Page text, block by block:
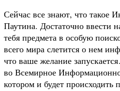
Сейчас все знают, что такое
Паутина. Достаточно ввести
тебя предмета в особую
всего мира слетится о нем
что ваше желание
во Всемирное
котором и будет происходить